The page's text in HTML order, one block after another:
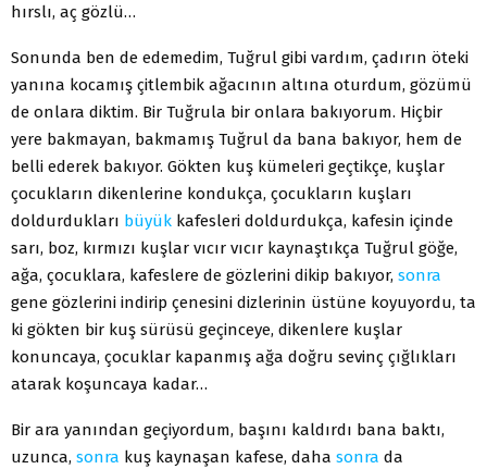
hırslı, aç gözlü…
Sonunda ben de edemedim, Tuğrul gibi vardım, çadırın öteki
yanına kocamış çitlembik ağacının altına oturdum, gözümü
de onlara diktim. Bir Tuğrula bir onlara bakıyorum. Hiçbir
yere bakmayan, bakmamış Tuğrul da bana bakıyor, hem de
belli ederek bakıyor. Gökten kuş kümeleri geçtikçe, kuşlar
çocukların dikenlerine kondukça, çocukların kuşları
doldurdukları büyük kafesleri doldurdukça, kafesin içinde
sarı, boz, kırmızı kuşlar vıcır vıcır kaynaştıkça Tuğrul göğe,
ağa, çocuklara, kafeslere de gözlerini dikip bakıyor, sonra
gene gözlerini indirip çenesini dizlerinin üstüne koyuyordu, ta
ki gökten bir kuş sürüsü geçinceye, dikenlere kuşlar
konuncaya, çocuklar kapanmış ağa doğru sevinç çığlıkları
atarak koşuncaya kadar…
Bir ara yanından geçiyordum, başını kaldırdı bana baktı,
uzunca, sonra kuş kaynaşan kafese, daha sonra da